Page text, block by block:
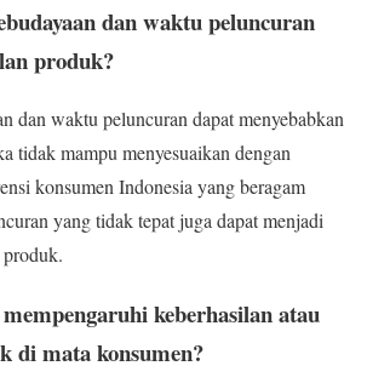
dan waktu peluncuran
produk?
dan waktu peluncuran dapat menyebabkan
tidak mampu menyesuaikan dengan
konsumen Indonesia yang beragam
yang tidak tepat juga dapat menjadi
produk.
keberhasilan atau
di mata konsumen?